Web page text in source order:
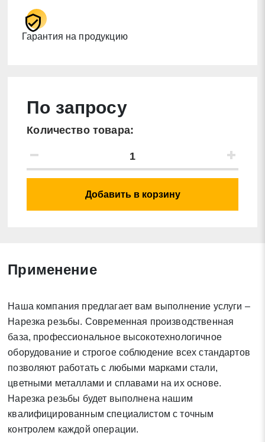
Поиск
Гарантия на продукцию
По запросу
Количество товара:
Добавить в корзину
Применение
Наша компания предлагает вам выполнение услуги –
Нарезка резьбы. Современная производственная
база, профессиональное высокотехнологичное
оборудование и строгое соблюдение всех стандартов
позволяют работать с любыми марками стали,
цветными металлами и сплавами на их основе.
Нарезка резьбы будет выполнена нашим
квалифицированным специалистом с точным
контролем каждой операции.
Заявка на обратный звонок